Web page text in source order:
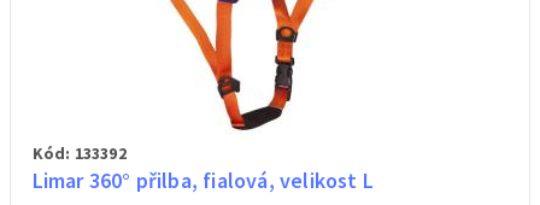
Kód: 133392
Limar 360° přilba, fialová, velikost L